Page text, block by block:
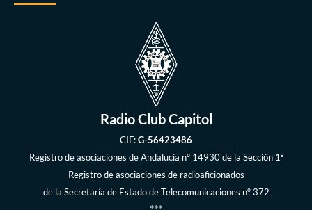
Radio Club Capitol
CIF:G-56423486
Registro de asociaciones de Andalucía nº 14930 de la Sección 1ª
Registro de asociaciones de radioaficionados
de la Secretaría de Estado de Telecomunicaciones nº 372